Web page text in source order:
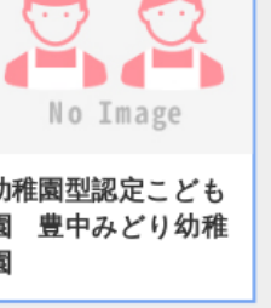
稚園型認定こども
豊中みどり幼稚